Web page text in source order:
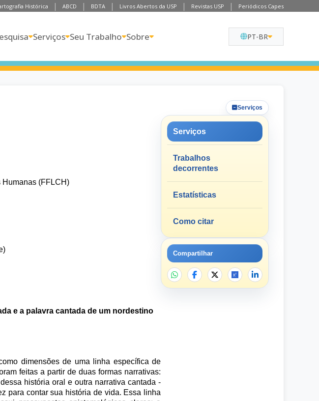
Histórica ABCD BDTA Livros Abertos da USP Revistas USP Periódicos Capes
Serviços Seu Trabalho Sobre PT-BR
Humanas (FFLCH)
e a palavra cantada de um nordestino
dimensões de uma linha específica de
feitas a partir de duas formas narrativas:
história oral e outra narrativa cantada -
para contar sua história de vida. Essa linha
Serviços
Serviços
Trabalhos
decorrentes
Estatísticas
Como citar
Compartilhar